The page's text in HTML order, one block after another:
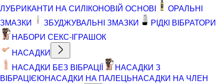
ЛУБРИКАНТИ НА СИЛІКОНОВІЙ ОСНОВІ
ОРАЛЬНІ
ЗМАЗКИ
ЗБУДЖУВАЛЬНІ ЗМАЗКИ
РІДКІ ВІБРАТОРИ
НАБОРИ СЕКС-ІГРАШОК
НАСАДКИ
НАСАДКИ БЕЗ ВІБРАЦІЇ
НАСАДКИ З
ВІБРАЦІЄЮНАСАДКИ НА ПАЛЕЦЬНАСАДКИ НА ЧЛЕН